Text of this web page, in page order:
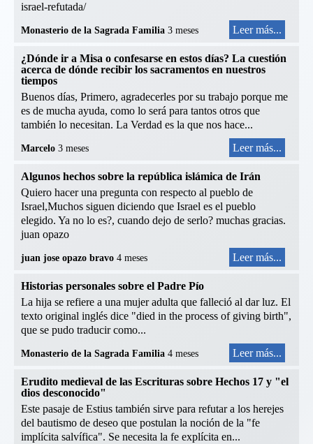
israel-refutada/
Monasterio de la Sagrada Familia 3 meses Leer más...
¿Dónde ir a Misa o confesarse en estos días? La cuestión
acerca de dónde recibir los sacramentos en nuestros
tiempos
Buenos días, Primero, agradecerles por su trabajo porque me
es de mucha ayuda, como lo será para tantos otros que
también lo necesitan. La Verdad es la que nos hace...
Marcelo 3 meses Leer más...
Algunos hechos sobre la república islámica de Irán
Quiero hacer una pregunta con respecto al pueblo de
Israel,Muchos siguen diciendo que Israel es el pueblo
elegido. Ya no lo es?, cuando dejo de serlo? muchas gracias.
juan opazo
juan jose opazo bravo 4 meses Leer más...
Historias personales sobre el Padre Pío
La hija se refiere a una mujer adulta que falleció al dar luz. El
texto original inglés dice "died in the process of giving birth",
que se pudo traducir como...
Monasterio de la Sagrada Familia 4 meses Leer más...
Erudito medieval de las Escrituras sobre Hechos 17 y "el
dios desconocido"
Este pasaje de Estius también sirve para refutar a los herejes
del bautismo de deseo que postulan la noción de la "fe
implícita salvífica". Se necesita la fe explícita en...